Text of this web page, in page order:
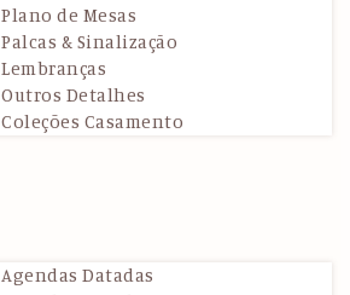
Plano de Mesas
Palcas & Sinalização
Lembranças
Outros Detalhes
Coleções Casamento
Agendas Datadas